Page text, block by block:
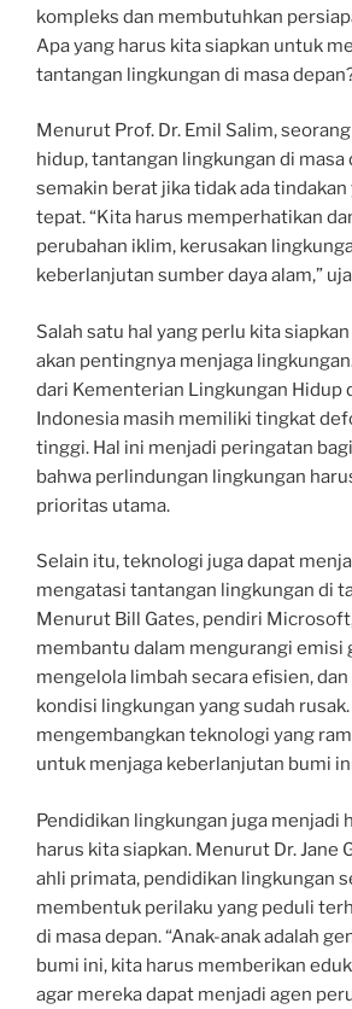
kompleks dan membutuhkan
Apa yang harus kita siapkan untuk
tantangan lingkungan di masa
Menurut Prof. Dr. Emil Salim,
hidup, tantangan lingkungan di masa
semakin berat jika tidak ada tindakan
tepat. “Kita harus memperhatikan
perubahan iklim, kerusakan
keberlanjutan sumber daya alam,”
Salah satu hal yang perlu kita
akan pentingnya menjaga
dari Kementerian Lingkungan Hidup
Indonesia masih memiliki tingkat
tinggi. Hal ini menjadi peringatan
bahwa perlindungan lingkungan
prioritas utama.
Selain itu, teknologi juga dapat
mengatasi tantangan lingkungan di
Menurut Bill Gates, pendiri
membantu dalam mengurangi emisi
mengelola limbah secara efisien,
kondisi lingkungan yang sudah
mengembangkan teknologi yang
untuk menjaga keberlanjutan bumi
Pendidikan lingkungan juga menjadi
harus kita siapkan. Menurut Dr. Jane
ahli primata, pendidikan lingkungan
membentuk perilaku yang peduli
di masa depan. “Anak-anak adalah
bumi ini, kita harus memberikan
agar mereka dapat menjadi agen